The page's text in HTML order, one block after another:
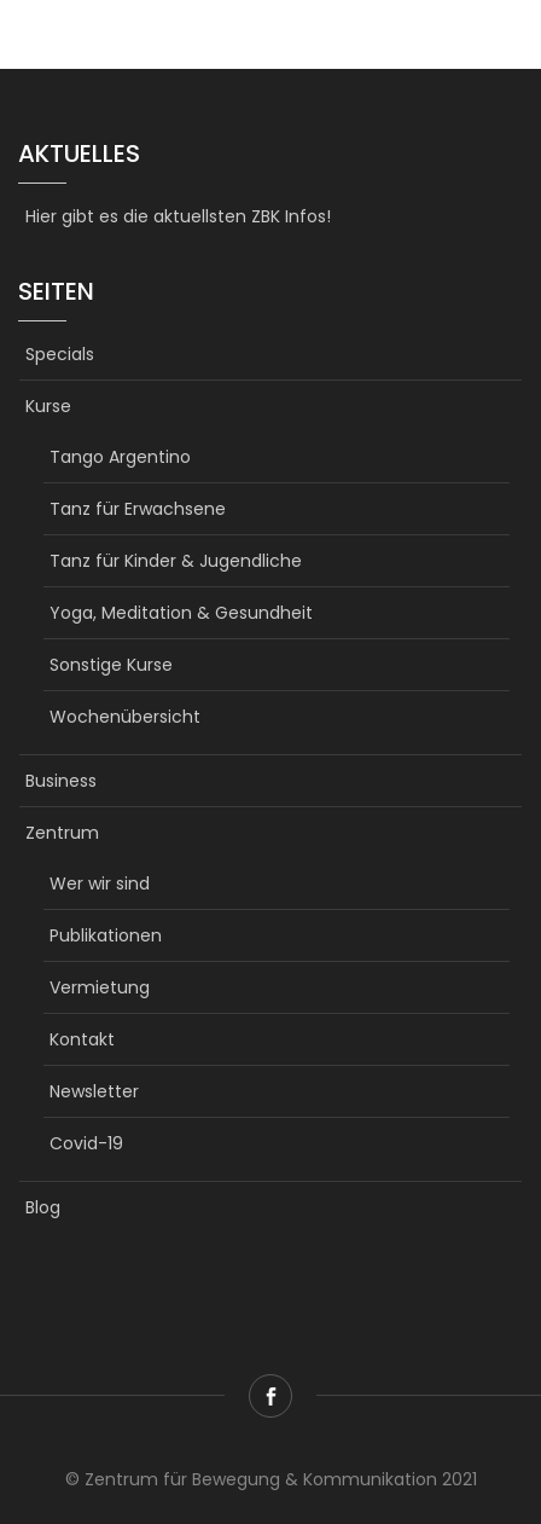
AKTUELLES
Hier gibt es die aktuellsten ZBK Infos!
SEITEN
Specials
Kurse
Tango Argentino
Tanz für Erwachsene
Tanz für Kinder & Jugendliche
Yoga, Meditation & Gesundheit
Sonstige Kurse
Wochenübersicht
Business
Zentrum
Wer wir sind
Publikationen
Vermietung
Kontakt
Newsletter
Covid-19
Blog
© Zentrum für Bewegung & Kommunikation 2021